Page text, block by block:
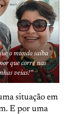
o mundo saiba
que corre nas
veias!”
situação em
E por uma